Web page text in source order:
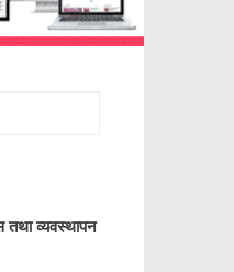
तथा व्यवस्थापन